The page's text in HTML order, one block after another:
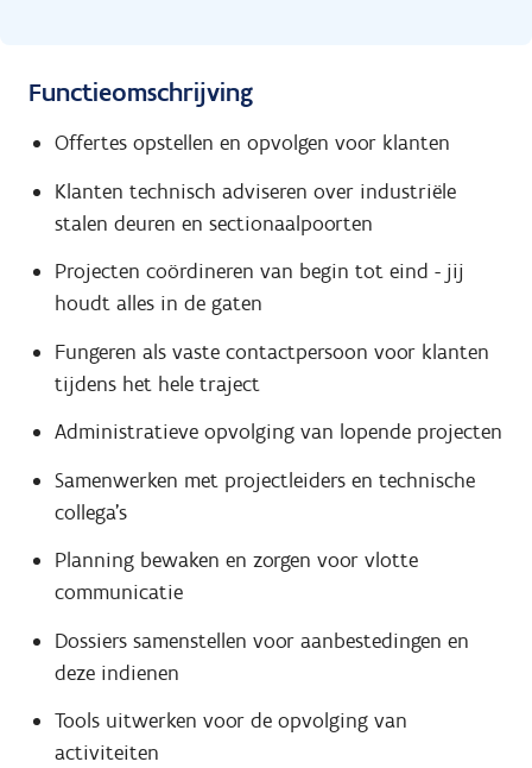
Functieomschrijving
Offertes opstellen en opvolgen voor klanten
Klanten technisch adviseren over industriële
stalen deuren en sectionaalpoorten
Projecten coördineren van begin tot eind - jij
houdt alles in de gaten
Fungeren als vaste contactpersoon voor klanten
tijdens het hele traject
Administratieve opvolging van lopende projecten
Samenwerken met projectleiders en technische
collega's
Planning bewaken en zorgen voor vlotte
communicatie
Dossiers samenstellen voor aanbestedingen en
deze indienen
Tools uitwerken voor de opvolging van
activiteiten